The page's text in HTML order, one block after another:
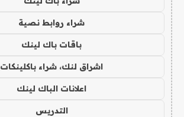
شراء روابط نصية
باقات باك لينك
اشراق لنك، شراء باكلينكات
اعلانات الباك لينك
التدريس